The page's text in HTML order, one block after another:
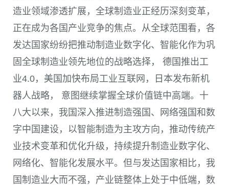
造业领域渗透扩展，全球制造业正经历深刻变革，
正在成为各国产业竞争的焦点。从全球范围看，各
发达国家纷纷把推动制造业数字化、智能化作为巩
固全球制造业领先地位的战略选择， 德国推出工
业4.0，美国加快布局工业互联网，日本发布新机
器人战略， 意图继续掌握全球价值链中高端。十
八大以来，我国深入推进制造强国、网络强国和数
字中国建设，以智能制造为主攻方向，推动传统产
业技术变革和优化升级，持续提升制造业数字化、
网络化、智能化发展水平。但与发达国家相比，我
国制造业大而不强，产业链整体上处于中低端，数